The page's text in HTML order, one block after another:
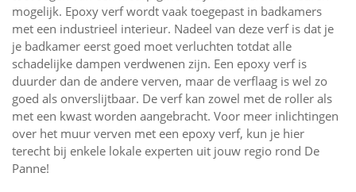
mogelijk. Epoxy verf wordt vaak toegepast in badkamers
met een industrieel interieur. Nadeel van deze verf is dat je
je badkamer eerst goed moet verluchten totdat alle
schadelijke dampen verdwenen zijn. Een epoxy verf is
duurder dan de andere verven, maar de verflaag is wel zo
goed als onverslijtbaar. De verf kan zowel met de roller als
met een kwast worden aangebracht. Voor meer inlichtingen
over het muur verven met een epoxy verf, kun je hier
terecht bij enkele lokale experten uit jouw regio rond De
Panne!